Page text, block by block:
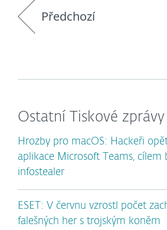
Předchozí
Ostatní Tiskové zprávy
Hrozby pro macOS: Hackeři
aplikace Microsoft Teams, cílem
infostealer
ESET: V červnu vzrostl počet
falešných her s trojským koněm